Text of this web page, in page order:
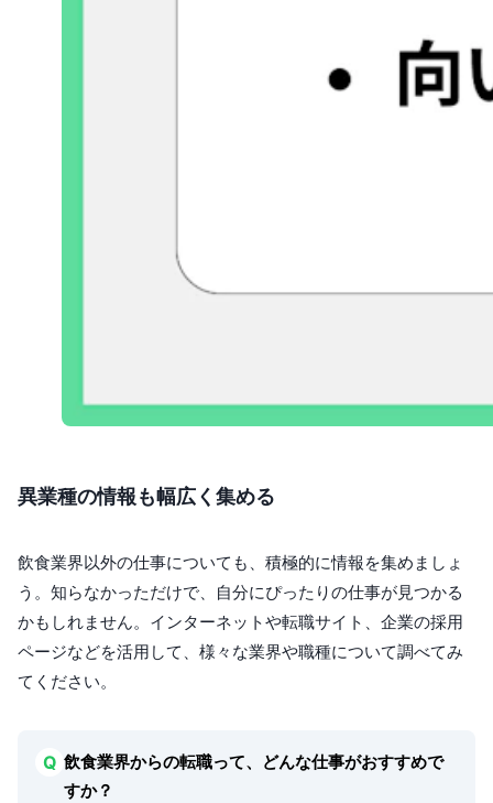
異業種の情報も幅広く集める
飲食業界以外の仕事についても、積極的に情報を集めましょ
う。知らなかっただけで、自分にぴったりの仕事が見つかる
かもしれません。インターネットや転職サイト、企業の採用
ページなどを活用して、様々な業界や職種について調べてみ
てください。
飲食業界からの転職って、どんな仕事がおすすめで
すか？